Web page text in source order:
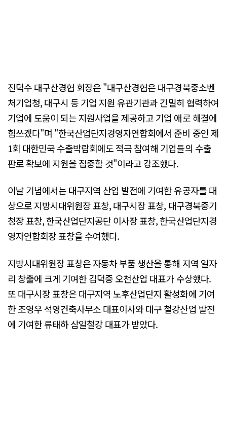
진덕수 대구산경협 회장은 "대구산경협은 대구경북중소벤
처기업청, 대구시 등 기업 지원 유관기관과 긴밀히 협력하여
기업에 도움이 되는 지원사업을 제공하고 기업 애로 해결에
힘쓰겠다"며 "한국산업단지경영자연합회에서 준비 중인 제
1회 대한민국 수출박람회에도 적극 참여해 기업들의 수출
판로 확보에 지원을 집중할 것"이라고 강조했다.
이날 기념에서는 대구지역 산업 발전에 기여한 유공자를 대
상으로 지방시대위원장 표창, 대구시장 표창, 대구경북중기
청장 표창, 한국산업단지공단 이사장 표창, 한국산업단지경
영자연합회장 표창을 수여했다.
지방시대위원장 표창은 자동차 부품 생산을 통해 지역 일자
리 창출에 크게 기여한 김덕중 오천산업 대표가 수상했다.
또 대구시장 표창은 대구지역 노후산업단지 활성화에 기여
한 조영우 석영건축사무소 대표이사와 대구 철강산업 발전
에 기여한 류태하 삼일철강 대표가 받았다.